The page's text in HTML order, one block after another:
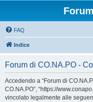
FAQ
Indice
Forum di CO.NA.PO -
Accedendo a “Forum di
CO.NA.PO”, “https://
vincolato legalmente alle